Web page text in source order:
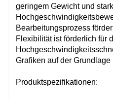
geringem Gewicht und
Bearbeitungsprozess
Flexibilität ist förderlich für
Grafiken auf der
Produktspezifikationen: